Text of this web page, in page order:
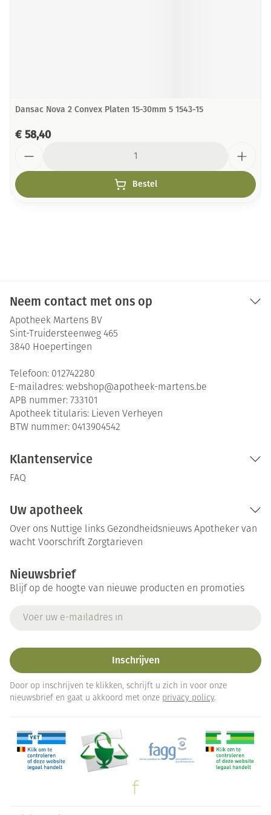
Dansac Nova 2 Convex Platen 15-30mm 5 1543-15
€ 58,40
Bestel
Neem contact met ons op
Apotheek Martens BV
Sint-Truidersteenweg 465
3840 Hoepertingen
Telefoon: 012742280
E-mailadres: webshop@apotheek-martens.be
APB nummer: 733101
Apotheek titularis: Lieven Verheyen
BTW nummer: 0413904542
Klantenservice
FAQ
Uw apotheek
Over ons Nuttige links Gezondheidsnieuws Apotheker van
wacht Voorschrift Zorgtarieven
Nieuwsbrief
Blijf op de hoogte van nieuwe producten en promoties
Inschrijven
Door op inschrijven te klikken, schrijft u zich in voor onze
nieuwsbrief en gaat u akkoord met onze privacy policy.